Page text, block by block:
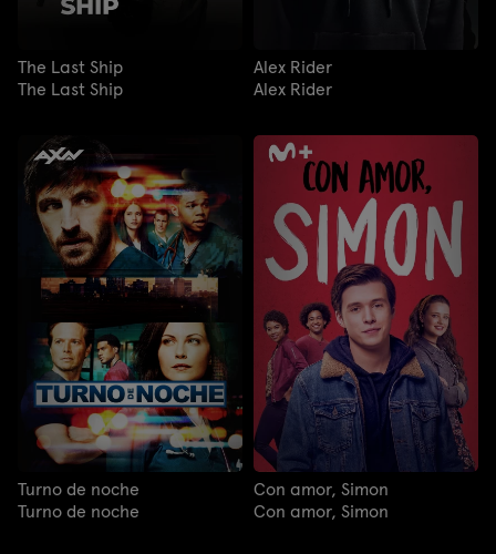
The Last Ship
The Last Ship
Alex Rider
Alex Rider
Turno de noche
Turno de noche
Con amor, Simon
Con amor, Simon